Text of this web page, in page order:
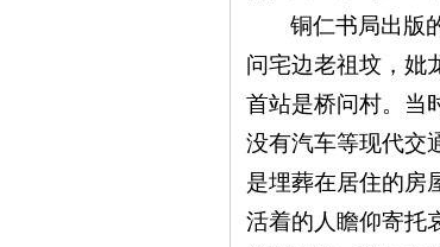
铜仁书局出版
问宅边老祖坟，妣
首站是桥问村。当
没有汽车等现代交
是埋葬在居住的房
活着的人瞻仰寄托